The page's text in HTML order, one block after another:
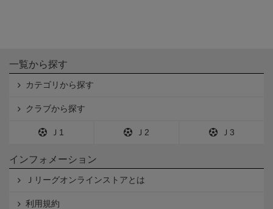
一覧から探す
カテゴリから探す
クラブから探す
Ｊ1 Ｊ2 Ｊ3
インフォメーション
Ｊリーグオンラインストアとは
利用規約